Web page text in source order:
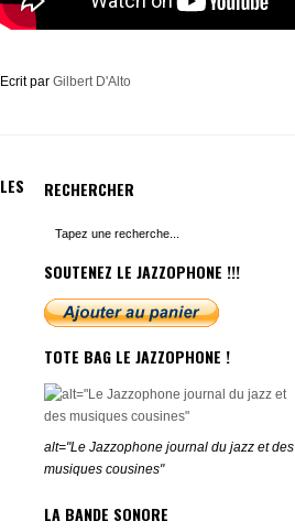
Ecrit par Gilbert D'Alto
RECHERCHER
SOUTENEZ LE JAZZOPHONE !!!
TOTE BAG LE JAZZOPHONE !
alt="Le Jazzophone journal du jazz et des
musiques cousines"
LA BANDE SONORE
LES